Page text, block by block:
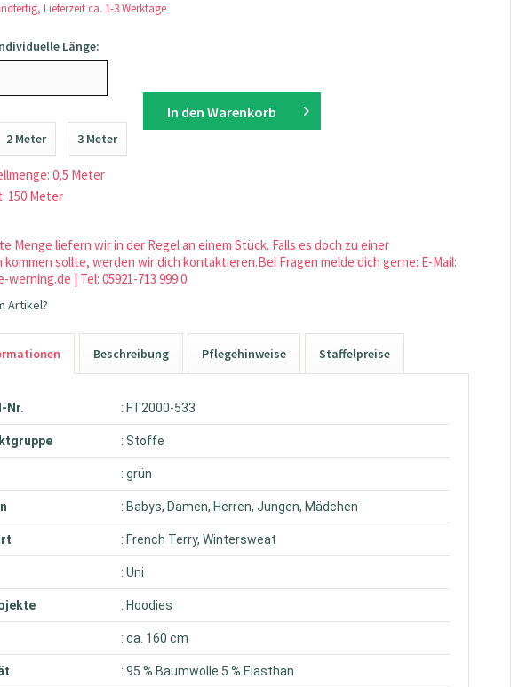
Lieferzeit ca. 1-3 Werktage
Länge:
2 Meter 3 Meter
0,5 Meter
150 Meter
In den Warenkorb
Menge liefern wir in der Regel an einem Stück. Falls es doch zu einer
sollte, werden wir dich kontaktieren.Bei Fragen melde dich gerne: E-Mail:
| Tel: 05921-713 999 0
Artikel?
Beschreibung Pflegehinweise Staffelpreise
Nr. : FT2000-533
: Stoffe
: grün
: Babys, Damen, Herren, Jungen, Mädchen
: French Terry, Wintersweat
: Uni
: Hoodies
: ca. 160 cm
: 95 % Baumwolle 5 % Elasthan